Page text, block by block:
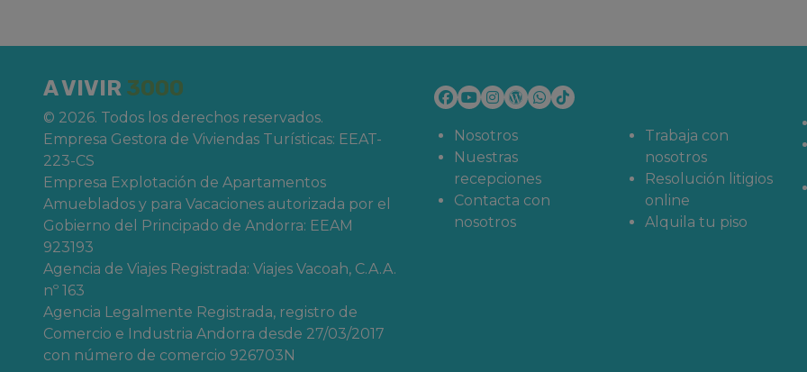
A VIVIR 3000
© 2026. Todos los derechos reservados.
Empresa Gestora de Viviendas Turísticas: EEAT-
223-CS
Empresa Explotación de Apartamentos
Amueblados y para Vacaciones autorizada por el
Gobierno del Principado de Andorra: EEAM
923193
Agencia de Viajes Registrada: Viajes Vacoah, C.A.A.
nº 163
Agencia Legalmente Registrada, registro de
Comercio e Industria Andorra desde 27/03/2017
con número de comercio 926703N
Nosotros
Nuestras
recepciones
Contacta con
nosotros
Trabaja con
nosotros
Resolución litigios
online
Alquila tu piso